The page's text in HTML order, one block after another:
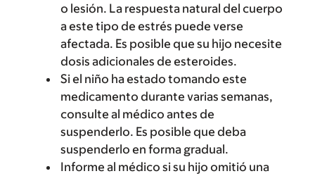
o lesión. La respuesta natural del cuerpo
a este tipo de estrés puede verse
afectada. Es posible que su hijo necesite
dosis adicionales de esteroides.
Si el niño ha estado tomando este
medicamento durante varias semanas,
consulte al médico antes de
suspenderlo. Es posible que deba
suspenderlo en forma gradual.
Informe al médico si su hijo omitió una